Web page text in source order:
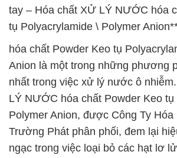
tay – Hóa chất XỬ LÝ NƯỚC hóa
tụ Polyacrylamide \ Polymer
hóa chất Powder Keo tụ
Anion là một trong những phương
nhất trong việc xử lý nước ô
LÝ NƯỚC hóa chất Powder Keo
Polymer Anion, được Công Ty
Trường Phát phân phối, đem lại
ngạc trong việc loại bỏ các hạt lơ